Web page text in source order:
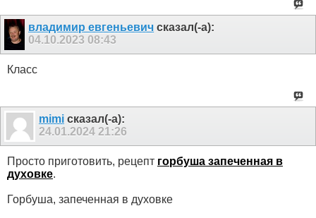
владимир евгеньевич сказал(-а):
04.10.2023 08:43
Класс
mimi сказал(-а):
24.01.2024 21:26
Просто приготовить, рецепт горбуша запеченная в
духовке.
Горбуша, запеченная в духовке